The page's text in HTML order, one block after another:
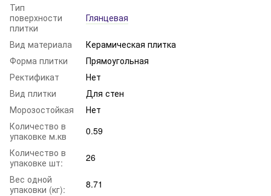
Тип
поверхности
плитки
Глянцевая
Вид материала
Керамическая плитка
Форма плитки
Прямоугольная
Ректификат
Нет
Вид плитки
Для стен
Морозостойкая
Нет
Количество в
упаковке м.кв
0.59
Количество в
упаковке шт:
26
Вес одной
упаковки (кг):
8.71